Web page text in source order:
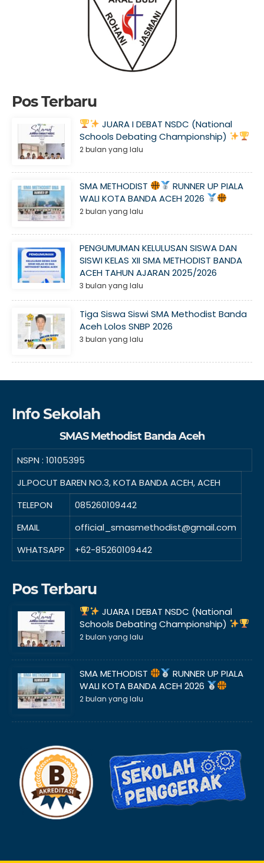
Pos Terbaru
JUARA I DEBAT NSDC (National
Schools Debating Championship)
2 bulan yang lalu
SMA METHODIST
RUNNER UP PIALA
WALI KOTA BANDA ACEH 2026
2 bulan yang lalu
PENGUMUMAN KELULUSAN SISWA DAN
SISWI KELAS XII SMA METHODIST BANDA
ACEH TAHUN AJARAN 2025/2026
3 bulan yang lalu
Tiga Siswa Siswi SMA Methodist Banda
Aceh Lolos SNBP 2026
3 bulan yang lalu
Info Sekolah
SMAS Methodist Banda Aceh
NSPN : 10105395
JL.POCUT BAREN NO.3, KOTA BANDA ACEH, ACEH
TELEPON
085260109442
EMAIL
official_smasmethodist@gmail.com
WHATSAPP
+62-85260109442
Pos Terbaru
JUARA I DEBAT NSDC (National
Schools Debating Championship)
2 bulan yang lalu
SMA METHODIST
RUNNER UP PIALA
WALI KOTA BANDA ACEH 2026
2 bulan yang lalu